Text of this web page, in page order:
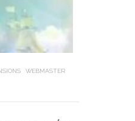
WEBMASTER